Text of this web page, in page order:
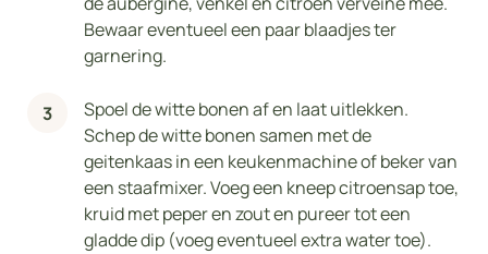
Bewaar eventueel een paar blaadjes ter
garnering.
Spoel de witte bonen af en laat uitlekken.
Schep de witte bonen samen met de
geitenkaas in een keukenmachine of beker van
een staafmixer. Voeg een kneep citroensap toe,
kruid met peper en zout en pureer tot een
gladde dip (voeg eventueel extra water toe).